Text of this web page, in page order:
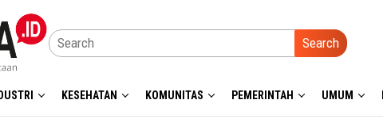
Search
KESEHATAN KOMUNITAS PEMERINTAH UMUM